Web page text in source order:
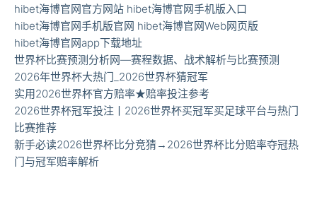
hibet海博官网官方网站 hibet海博官网手机版入口
hibet海博官网手机版官网 hibet海博官网Web网页版
hibet海博官网app下载地址
世界杯比赛预测分析网—赛程数据、战术解析与比赛预测
2026年世界杯大热门_2026世界杯猜冠军
实用2026世界杯官方赔率★赔率投注参考
2026世界杯冠军投注丨2026世界杯买冠军买足球平台与热门
比赛推荐
新手必读2026世界杯比分竞猜→2026世界杯比分赔率夺冠热
门与冠军赔率解析